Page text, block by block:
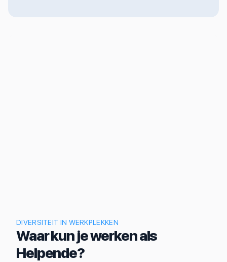
DIVERSITEIT IN WERKPLEKKEN
Waar kun je werken als
Helpende?